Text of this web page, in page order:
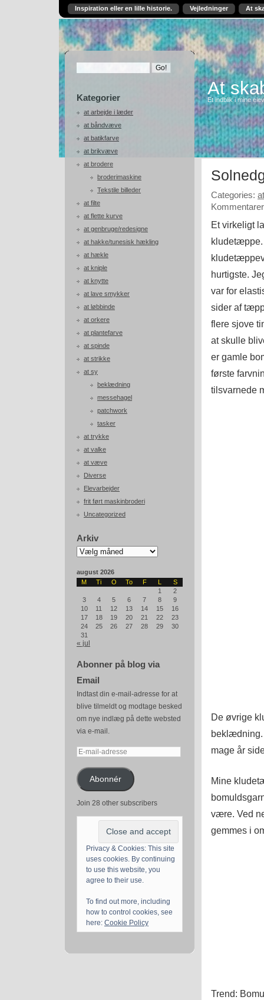
Inspiration eller en lille historie. Vejledninger At
Kategorier
at arbejde i læder
at båndvæve
at batikfarve
at brikvæve
at brodere
broderimaskine
Tekstile billeder
at filte
at flette kurve
at genbruge/redesigne
at hakke/tunesisk hækling
at hækle
at kniple
at knytte
at lave smykker
at løbbinde
at orkere
at plantefarve
at spinde
at strikke
at sy
beklædning
messehagel
patchwork
tasker
at trykke
at valke
at væve
Diverse
Elevarbejder
frit ført maskinbroderi
Uncategorized
Arkiv
Arkiv
august 2026
M
Ti O To F L
S
1
2
3
4 5 6 7 8
9
10
11 12 13 14 15
16
17
18 19 20 21 22
23
24
25 26 27 28 29
30
31
« jul
Abonner på blog via
Email
Indtast din e-mail-adresse for at
blive tilmeldt og modtage besked
om nye indlæg på dette websted
via e-mail.
E-
adresseAbonnér
Join 28 other subscribers
Privacy & Cookies: This site
uses cookies. By continuing
to use this website, you
agree to their use.
To find out more, including
how to control cookies, see
here: Cookie Policy
At
Et indblik i mine
Categories:
Et virkeligt
kludetæppe.
hurtigste.
var for
sider af
flere sjove
at skulle
er gamle
første
tilsvarnede
De øvrige
beklædning.
mage år
Mine
være. Ved
gemmes i
Trend: